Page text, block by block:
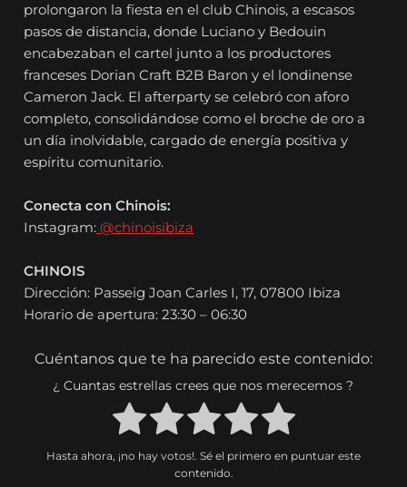
prolongaron la fiesta en el club Chinois, a escasos
pasos de distancia, donde Luciano y Bedouin
encabezaban el cartel junto a los productores
franceses Dorian Craft B2B Baron y el londinense
Cameron Jack. El afterparty se celebró con aforo
completo, consolidándose como el broche de oro a
un día inolvidable, cargado de energía positiva y
espíritu comunitario.
Conecta con Chinois:
Instagram: @chinoisibiza
CHINOIS
Dirección: Passeig Joan Carles I, 17, 07800 Ibiza
Horario de apertura: 23:30 – 06:30
Cuéntanos que te ha parecido este contenido:
¿ Cuantas estrellas crees que nos merecemos ?
Hasta ahora, ¡no hay votos!. Sé el primero en puntuar este
contenido.